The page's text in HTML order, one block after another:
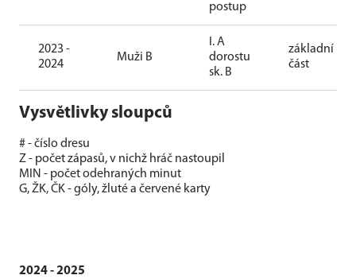
postup
2023 -
2024
Muži B
I. A
dorostu
sk. B
základní
část
Vysvětlivky sloupců
# - číslo dresu
Z - počet zápasů, v nichž hráč nastoupil
MIN - počet odehraných minut
G, ŽK, ČK - góly, žluté a červené karty
2024 - 2025